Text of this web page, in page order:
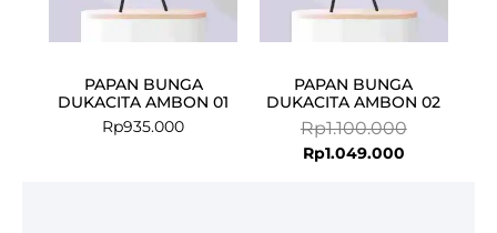
PAPAN BUNGA
DUKACITA AMBON 01
Rp935.000
PAPAN BUNGA
DUKACITA AMBON 02
Rp1.100.000
Rp1.049.000